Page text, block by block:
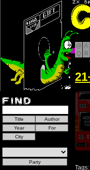
@ A
Q
R
Tags: